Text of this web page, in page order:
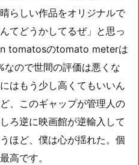
らしい作品をオリジナルで
てどうかしてるぜ」と思っ
tomatosのtomato meterは
ので世間の評価は悪くな
はもう少し高くてもいいん
、このギャップが管理人の
ろ逆に映画館が逆輸入して
ほど、僕は心が揺れた。個
高です。